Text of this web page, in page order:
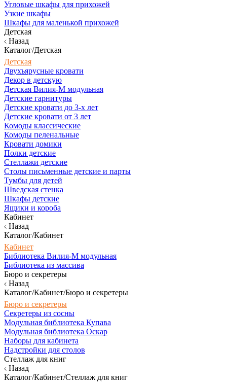
Угловые шкафы для прихожей
Узкие шкафы
Шкафы для маленькой прихожей
Детская
Назад
Каталог/Детская
Детская
Двухъярусные кровати
Декор в детскую
Детская Вилия-М модульная
Детские гарнитуры
Детские кровати до 3-х лет
Детские кровати от 3 лет
Комоды классические
Комоды пеленальные
Кровати домики
Полки детские
Стеллажи детские
Столы письменные детские и парты
Тумбы для детей
Шведская стенка
Шкафы детские
Ящики и короба
Кабинет
Назад
Каталог/Кабинет
Кабинет
Библиотека Вилия-М модульная
Библиотека из массива
Бюро и секретеры
Назад
Каталог/Кабинет/Бюро и секретеры
Бюро и секретеры
Секретеры из сосны
Модульная библиотека Купава
Модульная библиотека Оскар
Наборы для кабинета
Надстройки для столов
Стеллаж для книг
Назад
Каталог/Кабинет/Стеллаж для книг